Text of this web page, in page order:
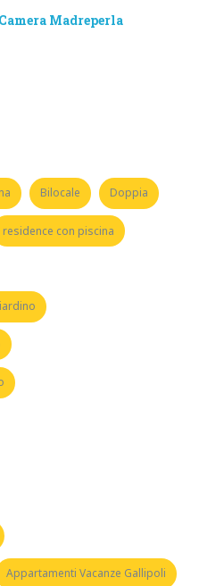
Madreperla
Bilocale Doppia
residence con piscina
Appartamenti Vacanze Gallipoli